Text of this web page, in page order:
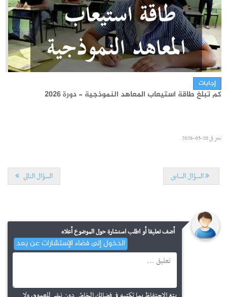
مستجدات
سيزيام 2026 - قائمة الناجحين الأوائل
نشر في06-07-2026
مستجدات
نتائج مناظرة الدخول إلى المدارس الإعدادية النموذجية دورة جوان
إجابات
كم تبلغ طاقة استيعاب المعاهد النموذجية - دورة 2026
نشر في20-05-2026
كم تبلغ طاقة الاستيعاب بالمدارس الإعدادية النموذجية - دورة
السؤال السابق السؤال التالي
أضف تعليقا أو اطلب استشارة حول الموضوع أعلاه
الدخول إلى فضاء الإستشارات عن بعد